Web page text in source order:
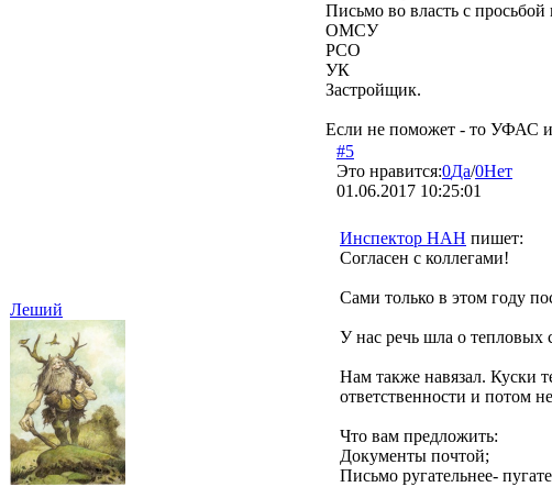
Письмо во власть с
ОМСУ
РСО
УК
Застройщик.
Если не поможет - то УФАС и
Леший
#5
Это нравится:0Да/0Нет
01.06.2017 10:25:01
Инспектор НАН пишет:
Согласен с коллегами!
Сами только в этом году
У нас речь шла о тепловых
Нам также навязал. Куски
ответственности и потом
Что вам предложить:
Документы почтой;
Письмо ругательнее-